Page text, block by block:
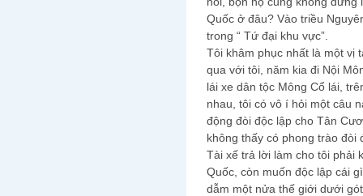
Quốc ở đâu? Vào triều
trong “ Tứ đại khu vực”.
Tôi khâm phục nhất là một vị
qua với tôi, năm kia đi Nội
lái xe dân tộc Mông Cổ lái,
nhau, tôi có vô í hỏi một câu
động đòi độc lập cho Tân
không thấy có phong trào đòi
Tài xế trả lời làm cho tôi phải
Quốc, còn muốn độc lập cái
dẫm một nửa thế giới dưới